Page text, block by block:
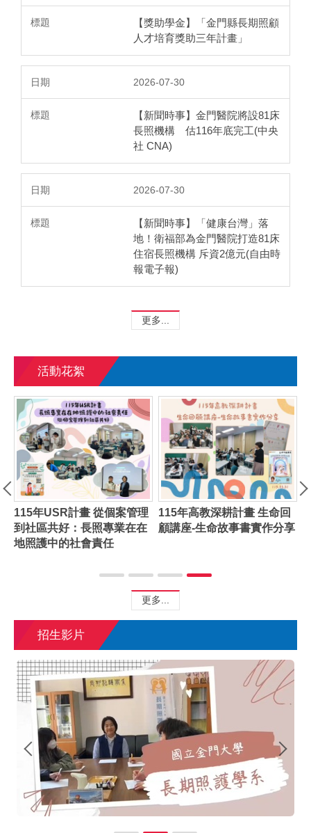
【獎助學金】「金門縣長期照顧
人才培育獎助三年計畫」
2026-07-30
【新聞時事】金門醫院將設81床
長照機構 估116年底完工(中央
社 CNA)
2026-07-30
【新聞時事】「健康台灣」落
地！衛福部為金門醫院打造81床
住宿長照機構 斥資2億元(自由時
報電子報)
更多...
活動花絮
115年USR計畫 從個案管理
到社區共好：長照專業在在
地照護中的社會責任
115年高教深耕計畫 生命回
顧講座-生命故事書實作分享
更多...
招生影片